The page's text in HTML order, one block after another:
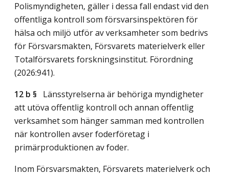
Polismyndigheten, gäller i dessa fall endast vid den
offentliga kontroll som försvarsinspektören för
hälsa och miljö utför av verksamheter som bedrivs
för Försvarsmakten, Försvarets materielverk eller
Totalförsvarets forskningsinstitut. Förordning
(2026:941).
12 b § Länsstyrelserna är behöriga myndigheter
att utöva offentlig kontroll och annan offentlig
verksamhet som hänger samman med kontrollen
när kontrollen avser foderföretag i
primärproduktionen av foder.
Inom Försvarsmakten, Försvarets materielverk och